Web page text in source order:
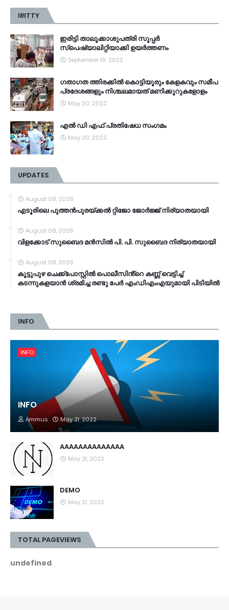
IRITTY
ഇരിട്ടി താലൂക്കാശുപത്രി സൂപ്പർ
സ്‌പെഷ്യാലിറ്റിയാക്കി ഉയർത്തണം
September 19, 2022
ഗതാഗത ത്തിരക്കിൽ കൊട്ടിയൂരും കേളകവും സമീപ
പ്രദേശങ്ങളും നിശ്ചലമായത് മണിക്കൂറുകളോളം
May 30, 2022
എൽ ഡി എഫ് പ്രതിഷേധ സംഗമം
May 30, 2022
UPDATES
August 08, 2026
എടൂരിലെ പുത്തൻപുരയ്ക്കൽ റ്റിജോ ജോർജ്ജ് നിര്യാതയായി
August 08, 2026
വിളക്കോട് സുബൈദ മൻസിൽ പി. പി. സുബൈദ നിര്യാതയായി
August 08, 2026
കൂട്ടുപുഴ ചെക്ക്പോസ്റ്റിൽ പൊലീസിൻ്റെ കണ്ണ് വെട്ടിച്ച്
കടന്നുകളയാൻ ശ്രമിച്ച രണ്ടു പേർ എംഡിഎംഎയുമായി പിടിയിൽ
INFO
INFO
INFO
Ammus May 21, 2022
AAAAAAAAAAAAAA
May 21, 2022
DEMO
May 21, 2022
TOTAL PAGEVIEWS
undefined